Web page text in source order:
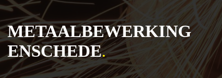
METAALBEWERKING
ENSCHEDE.